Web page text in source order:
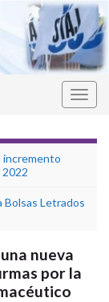
incremento
Bolsas Letrados
nueva
por la